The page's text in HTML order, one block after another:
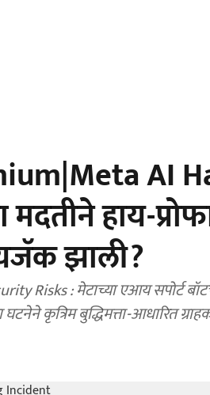
AI
हाय-
झाली?
Risks : मेटाच्या एआय सपोर्ट
कृत्रिम बुद्धिमत्ता-आधारित